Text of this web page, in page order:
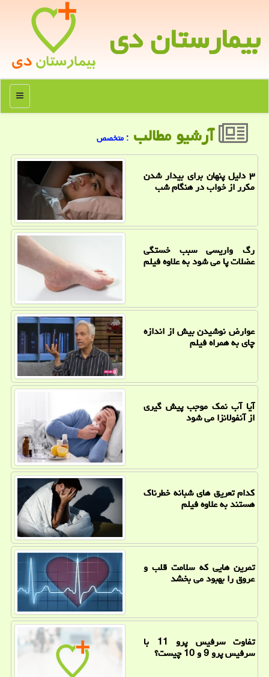
بیمارستان دی
منو
آرشیو مطالب : متخصص
۳ دلیل پنهان برای بیدار شدن
مکرر از خواب در هنگام شب
رگ واریسی سبب خستگی
عضلات پا می شود به علاوه فیلم
عوارض نوشیدن بیش از اندازه
چای به همراه فیلم
آیا آب نمک موجب پیش گیری
از آنفولانزا می شود
کدام تعریق های شبانه خطرناک
هستند به علاوه فیلم
تمرین هایی که سلامت قلب و
عروق را بهبود می بخشد
تفاوت سرفیس پرو 11 با
سرفیس پرو 9 و 10 چیست؟